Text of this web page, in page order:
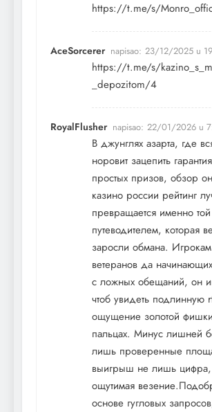
https://t.me/s/
AceSorcerer napisao: 23/12/2025 u
https://t.me/s/
_depozitom/4
RoyalFlusher napisao: 22/01/2026 u
В джунглях азарта, где
норовит зацепить
простых призов, обзор
казино россии рейтинг
превращается именно той
путеводителем, которая
заросли обмана. Игрокам
ветеранов да
с ложных обещаний, он
чтоб увидеть подлинную
ощущение золотой
пальцах. Минус лишней
лишь проверенные
выигрыш не лишь
ощутимая
основе гугловых